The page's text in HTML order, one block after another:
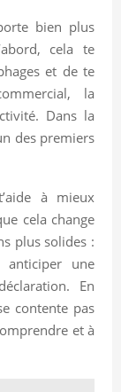
bien plus
cela te
et de te
la
Dans la
des premiers
à mieux
cela change
plus solides :
anticiper une
En
contente pas
et à